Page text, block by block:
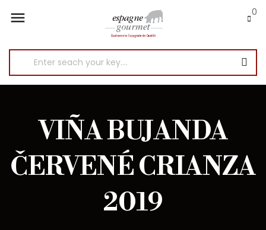
 0
VIÑA BUJANDA
ČERVENÉ CRIANZA
2019